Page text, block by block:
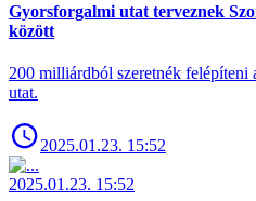
Gyorsforgalmi utat terveznek
között
200 milliárdból szeretnék
utat.
2025.01.23. 15:52
2025.01.23. 15:52